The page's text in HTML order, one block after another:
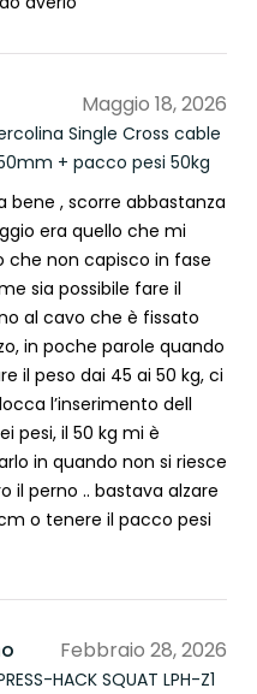
Maggio 18, 2026
Single Cross cable
+ pacco pesi 50kg
bene , scorre abbastanza
era quello che mi
non capisco in fase
sia possibile fare il
al cavo che è fissato
in poche parole quando
il peso dai 45 ai 50 kg, ci
l’inserimento dell
pesi, il 50 kg mi è
in quando non si riesce
il perno .. bastava alzare
o tenere il pacco pesi
Febbraio 28, 2026
HACK SQUAT LPH-Z1